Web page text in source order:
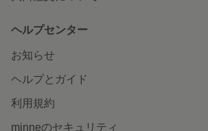
ヘルプセンター
お知らせ
ヘルプとガイド
利用規約
minneのセキュリティ